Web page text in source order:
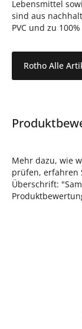
Lebensmittel
sind aus
PVC und zu
Rotho Alle
Mehr dazu, wie
prüfen, erfahren
Überschrift: